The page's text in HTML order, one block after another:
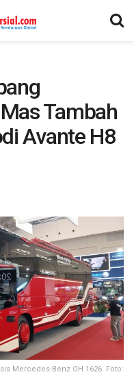
Tambah
Avante H8
Mercedes-Benz OH 1626. Foto: